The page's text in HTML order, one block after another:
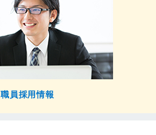
職員採用情報